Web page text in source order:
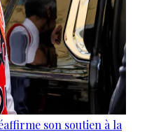
son soutien à la